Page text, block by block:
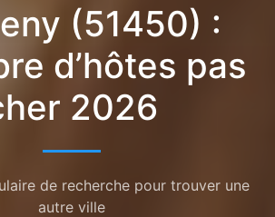
(51450) :
d’hôtes pas
2026
de recherche pour trouver une
autre ville